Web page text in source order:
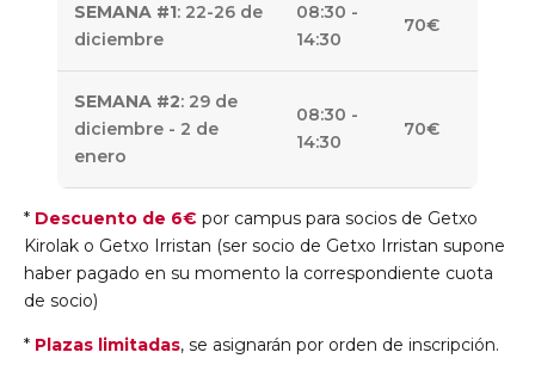
SEMANA #1: 22-26 de
diciembre
08:30 -
14:30
70€
SEMANA #2: 29 de
diciembre - 2 de
enero
08:30 -
14:30
70€
* Descuento de 6€ por campus para socios de Getxo
Kirolak o Getxo Irristan (ser socio de Getxo Irristan supone
haber pagado en su momento la correspondiente cuota
de socio)
* Plazas limitadas, se asignarán por orden de inscripción.